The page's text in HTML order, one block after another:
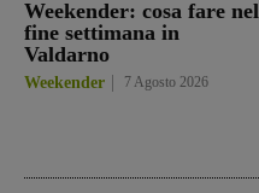
Weekender: cosa fare nel
fine settimana in
Valdarno
Weekender 7 Agosto 2026